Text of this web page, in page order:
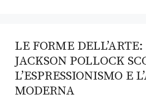
LE FORME
JACKSON POLLOCK
L’ESPRESSIONISMO E
MODERNA